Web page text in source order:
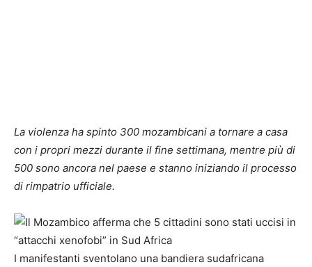
La violenza ha spinto 300 mozambicani a tornare a casa
con i propri mezzi durante il fine settimana, mentre più di
500 sono ancora nel paese e stanno iniziando il processo
di rimpatrio ufficiale.
I manifestanti sventolano una bandiera sudafricana